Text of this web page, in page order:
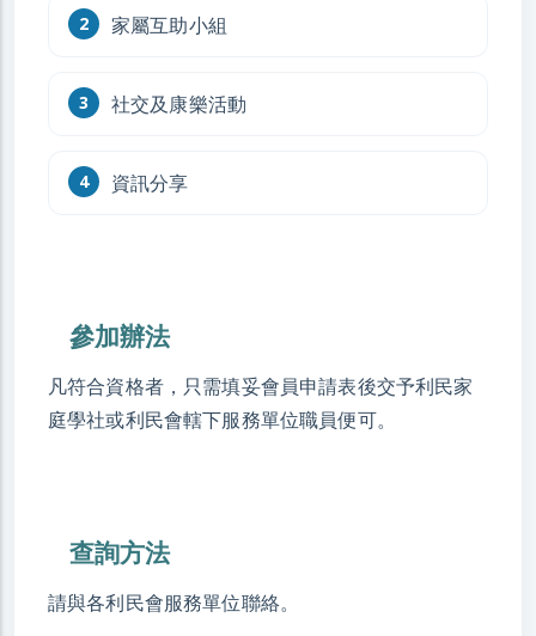
家屬互助小組
社交及康樂活動
資訊分享
參加辦法
凡符合資格者，只需填妥會員申請表後交予利民家
庭學社或利民會轄下服務單位職員便可。
查詢方法
請與各利民會服務單位聯絡。